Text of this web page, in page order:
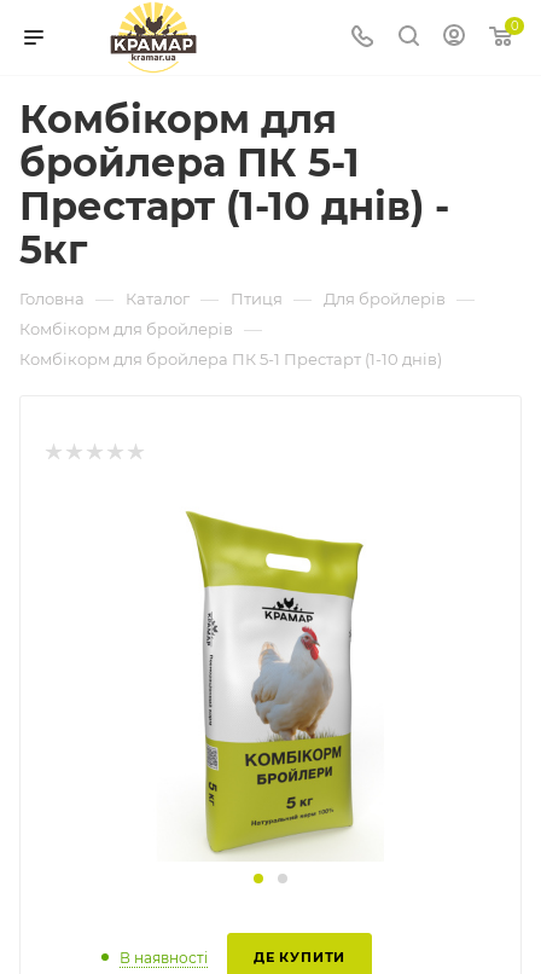
0
Комбікорм для
бройлера ПК 5-1
Престарт (1-10 днів) -
5кг
Головна — Каталог — Птиця — Для бройлерів —
Комбікорм для бройлерів —
Комбікорм для бройлера ПК 5-1 Престарт (1-10 днів)
В наявності ДЕ КУПИТИ